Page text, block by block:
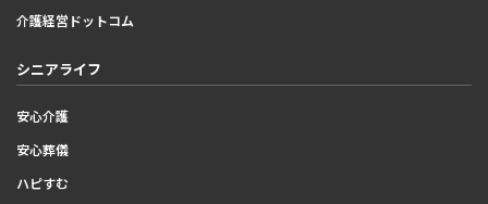
介護経営ドットコム
シニアライフ
安心介護
安心葬儀
ハピすむ